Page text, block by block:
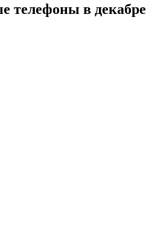
телефоны в декабре